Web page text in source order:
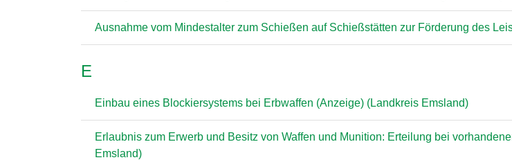
Ausnahme vom Mindestalter zum Schießen auf Schießstätten zur Förderung des
E
Einbau eines Blockiersystems bei Erbwaffen (Anzeige) (Landkreis Emsland)
Erlaubnis zum Erwerb und Besitz von Waffen und Munition: Erteilung bei
Emsland)